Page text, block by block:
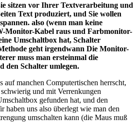
sitzen vor Ihrer Textverarbeitung und
Text produziert, und Sie wollen
also (wenn man keine
Monitor-Kabel raus und Farbmonitor-
Umschaltbox hat, Schalter
geht irgendwann Die Monitor-
muss man ersteinmal die
den Schalter umlegen.
auf manchen Computertischen herrscht,
und mit Verrenkungen
gefunden hat, und den
haben uns also überlegt wie man den
umschalten kann (die Maus muß